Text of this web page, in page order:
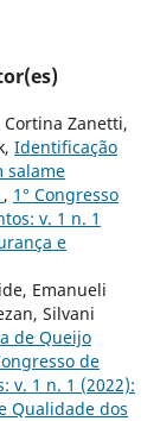
Zanetti,
Identificação
salame
, 1° Congresso
v. 1 n. 1
e
Emanueli
Silvani
de Queijo
de
v. 1 n. 1 (2022):
Qualidade dos